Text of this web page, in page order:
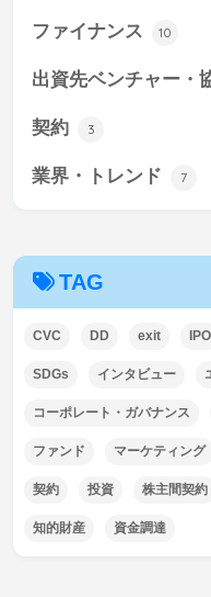
ファイナンス 10
出資先ベンチャー・
契約 3
業界・トレンド 7
TAG
CVC DD exit IPO
SDGs インタビュー
コーポレート・ガバナンス
ファンド マーケティング
契約 投資 株主間契約
知的財産 資金調達